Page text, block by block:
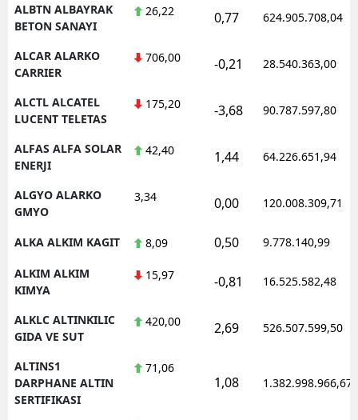
ALBTN ALBAYRAK
BETON SANAYI
26,22 0,77 624.905.708,04
ALCAR ALARKO
CARRIER
706,00 -0,21 28.540.363,00
ALCTL ALCATEL
LUCENT TELETAS
175,20 -3,68 90.787.597,80
ALFAS ALFA SOLAR
ENERJI
42,40 1,44 64.226.651,94
ALGYO ALARKO
GMYO
3,34 0,00 120.008.309,71
ALKA ALKIM KAGIT 8,09 0,50 9.778.140,99
ALKIM ALKIM
KIMYA
15,97 -0,81 16.525.582,48
ALKLC ALTINKILIC
GIDA VE SUT
420,00 2,69 526.507.599,50
ALTINS1
DARPHANE ALTIN
SERTIFIKASI
71,06
1,08 1.382.998.966,67